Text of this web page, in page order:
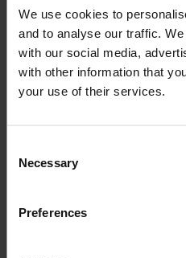
We use cookies to
and to analyse our traffic.
with our social media,
with other information that
your use of their services.
Selection
Necessary
Preferences
In unserer Wiki
neueste Firmware,
und Anleitungen für den
WIKI